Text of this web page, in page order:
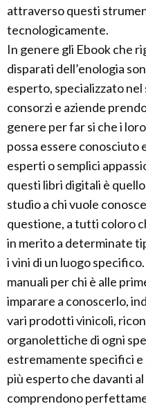
attraverso questi
tecnologicamente.
In genere gli Ebook che
disparati dell’enologia
esperto, specializzato
consorzi e aziende
genere per far si che i
possa essere
esperti o semplici
questi libri digitali è
studio a chi vuole
questione, a tutti coloro
in merito a determinate
i vini di un luogo
manuali per chi è alle
imparare a conoscerlo,
vari prodotti vinicoli,
organolettiche di ogni
estremamente specifici
più esperto che davanti
comprendono